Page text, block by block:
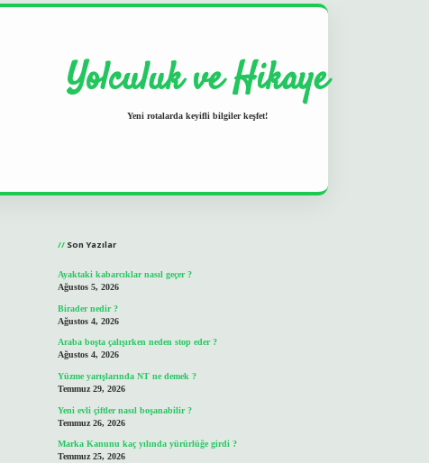
Yolculuk ve Hikaye
Yeni rotalarda keyifli bilgiler keşfet!
Son Yazılar
Ayaktaki kabarcıklar nasıl geçer ?
Ağustos 5, 2026
Birader nedir ?
Ağustos 4, 2026
Araba boşta çalışırken neden stop eder ?
Ağustos 4, 2026
Yüzme yarışlarında NT ne demek ?
Temmuz 29, 2026
Yeni evli çiftler nasıl boşanabilir ?
Temmuz 26, 2026
Marka Kanunu kaç yılında yürürlüğe girdi ?
Temmuz 25, 2026